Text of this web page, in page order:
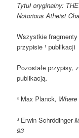
Tytuł oryginalny:
Notorious Atheist
Wszystkie fragmenty
przypisie ¹ publikacji
Pozostałe przypisy,
publikacją.
² Max Planck,
³ Erwin Schrӧdinger
93